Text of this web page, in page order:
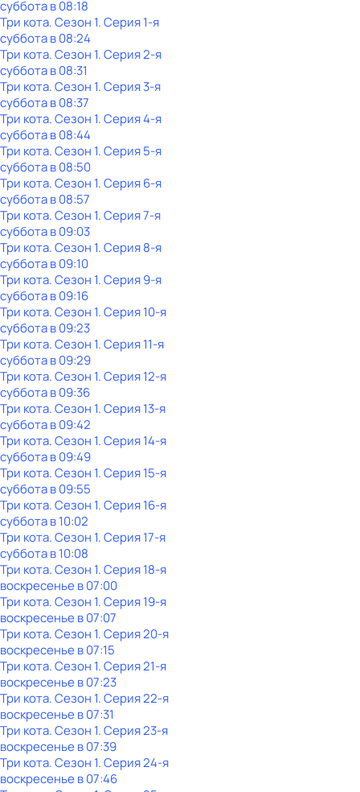
субботав08:18
Три кота. Сезон 1. Серия 1-я
субботав08:24
Три кота. Сезон 1. Серия 2-я
субботав08:31
Три кота. Сезон 1. Серия 3-я
субботав08:37
Три кота. Сезон 1. Серия 4-я
субботав08:44
Три кота. Сезон 1. Серия 5-я
субботав08:50
Три кота. Сезон 1. Серия 6-я
субботав08:57
Три кота. Сезон 1. Серия 7-я
субботав09:03
Три кота. Сезон 1. Серия 8-я
субботав09:10
Три кота. Сезон 1. Серия 9-я
субботав09:16
Три кота. Сезон 1. Серия 10-я
субботав09:23
Три кота. Сезон 1. Серия 11-я
субботав09:29
Три кота. Сезон 1. Серия 12-я
субботав09:36
Три кота. Сезон 1. Серия 13-я
субботав09:42
Три кота. Сезон 1. Серия 14-я
субботав09:49
Три кота. Сезон 1. Серия 15-я
субботав09:55
Три кота. Сезон 1. Серия 16-я
субботав10:02
Три кота. Сезон 1. Серия 17-я
субботав10:08
Три кота. Сезон 1. Серия 18-я
воскресенье в07:00
Три кота. Сезон 1. Серия 19-я
воскресенье в07:07
Три кота. Сезон 1. Серия 20-я
воскресенье в07:15
Три кота. Сезон 1. Серия 21-я
воскресенье в07:23
Три кота. Сезон 1. Серия 22-я
воскресенье в07:31
Три кота. Сезон 1. Серия 23-я
воскресенье в07:39
Три кота. Сезон 1. Серия 24-я
воскресенье в07:46